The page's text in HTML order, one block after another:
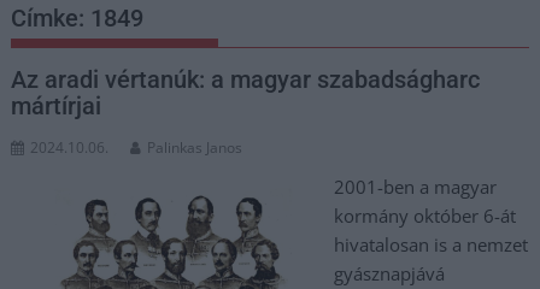
Címke: 1849
Az aradi vértanúk: a magyar szabadságharc
mártírjai
2024.10.06. Palinkas Janos
2001-ben a magyar
kormány október 6-át
hivatalosan is a nemzet
gyásznapjává